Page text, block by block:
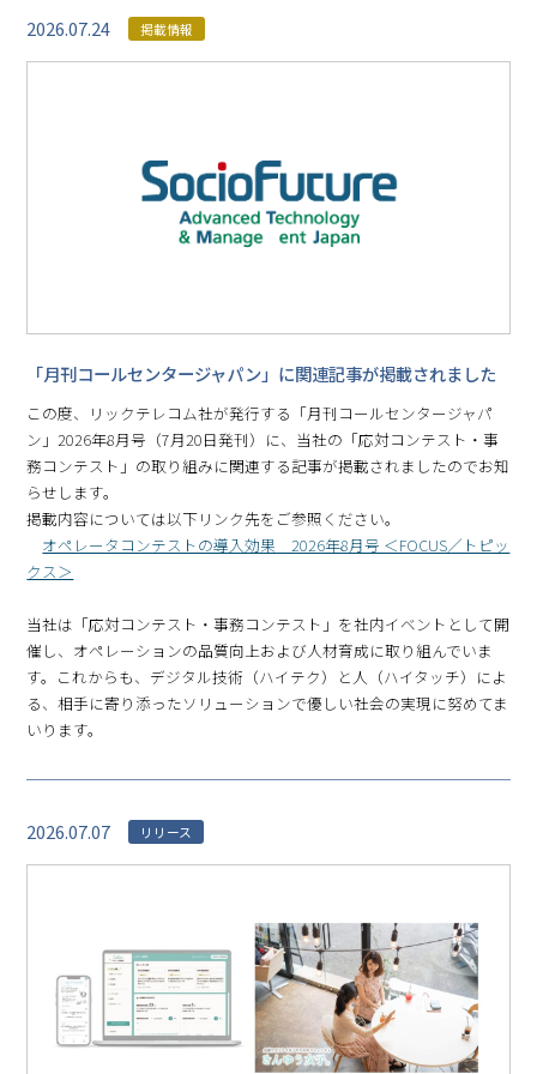
2026.07.24 掲載情報
「月刊コールセンタージャパン」に関連記事が掲載されました
この度、リックテレコム社が発行する「月刊コールセンタージャパ
ン」2026年8月号（7月20日発刊）に、当社の「応対コンテスト・事
務コンテスト」の取り組みに関連する記事が掲載されましたのでお知
らせします。
掲載内容については以下リンク先をご参照ください。
オペレータコンテストの導入効果 2026年8月号 ＜FOCUS／トピッ
クス＞
当社は「応対コンテスト・事務コンテスト」を社内イベントとして開
催し、オペレーションの品質向上および人材育成に取り組んでいま
す。これからも、デジタル技術（ハイテク）と人（ハイタッチ）によ
る、相手に寄り添ったソリューションで優しい社会の実現に努めてま
いります。
2026.07.07 リリース